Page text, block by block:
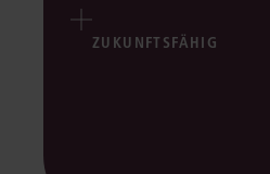
ZUKUNFTSFÄHIG